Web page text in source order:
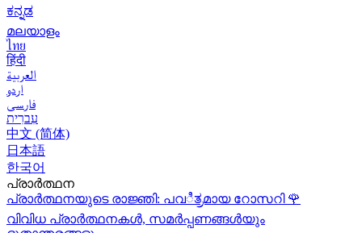
ಕನ್ನಡ
മലയാളം
ไทย
हिंदी
العربية
اردو
فارسی
עִברִית
中文 (简体)
日本語
한국어
പ്രാർത്ഥന
പ്രാർത്ഥനയുടെ രാജ്ഞി: പവಿತ್ರമായ റോസറി 🌹
വിവിധ പ്രാർത്ഥനകൾ, സമർപ്പണങ്ങൾയും